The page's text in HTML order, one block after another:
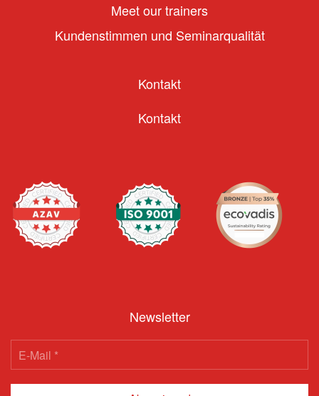
Meet our trainers
Kundenstimmen und Seminarqualität
Kontakt
Kontakt
Newsletter